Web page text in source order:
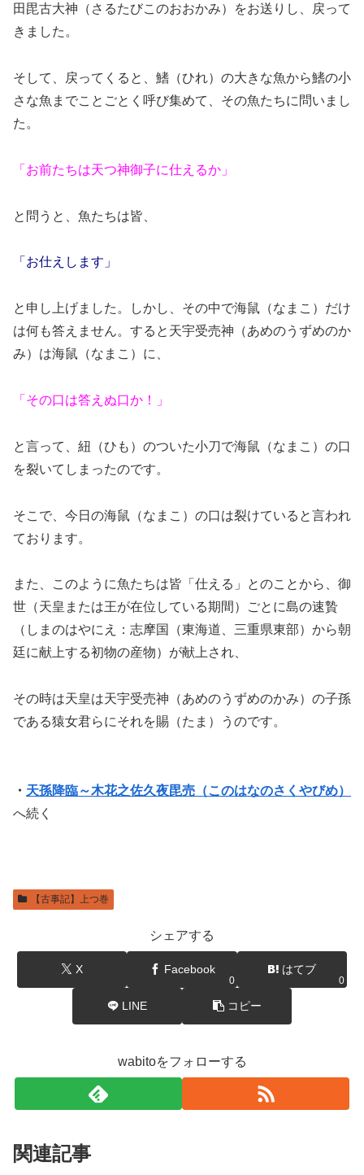
田毘古大神（さるたびこのおおかみ）をお送りし、戻って
きました。
そして、戻ってくると、鰭（ひれ）の大きな魚から鰭の小
さな魚までことごとく呼び集めて、その魚たちに問いまし
た。
「お前たちは天つ神御子に仕えるか」
と問うと、魚たちは皆、
「お仕えします」
と申し上げました。しかし、その中で海鼠（なまこ）だけ
は何も答えません。すると天宇受売神（あめのうずめのか
み）は海鼠（なまこ）に、
「その口は答えぬ口か！」
と言って、紐（ひも）のついた小刀で海鼠（なまこ）の口
を裂いてしまったのです。
そこで、今日の海鼠（なまこ）の口は裂けていると言われ
ております。
また、このように魚たちは皆「仕える」とのことから、御
世（天皇または王が在位している期間）ごとに島の速贄
（しまのはやにえ：志摩国（東海道、三重県東部）から朝
廷に献上する初物の産物）が献上され、
その時は天皇は天宇受売神（あめのうずめのかみ）の子孫
である猿女君らにそれを賜（たま）うのです。
・ 天孫降臨～木花之佐久夜毘売（このはなのさくやびめ）
へ続く
【古事記】上つ巻
シェアする
X Facebook
0
はてブ
0
LINE コピー
wabitoをフォローする
関連記事